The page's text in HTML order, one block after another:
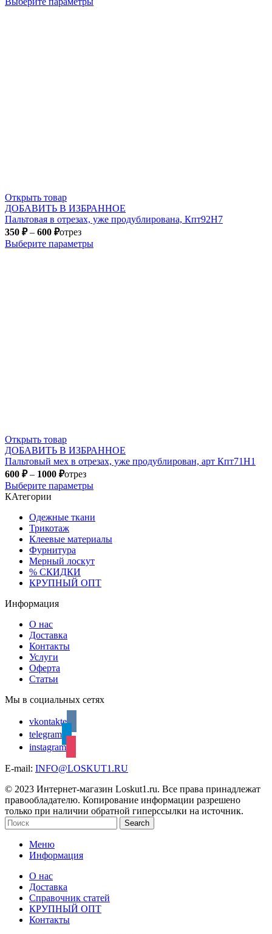
Открыть товар
ДОБАВИТЬ В ИЗБРАННОЕ
Пальтовая в отрезах, уже продублирована, Кпт92Н7
350 ₽– 600 ₽отрез
Выберите параметры
Открыть товар
ДОБАВИТЬ В ИЗБРАННОЕ
Пальтовый мех в отрезах, уже продублирован, арт Кпт71Н1
600 ₽– 1000 ₽отрез
Выберите параметры
КАтегории
Одежные ткани
Трикотаж
Клеевые материалы
Фурнитура
Мерный лоскут
% СКИДКИ
КРУПНЫЙ ОПТ
Информация
О нас
Доставка
Контакты
Услуги
Оферта
Статьи
Мы в социальных сетях
vkontakte
telegram
instagram
E-mail: INFO@LOSKUT1.RU
© 2023 Интернет-магазин Loskut1.ru. Все права принадлежат
правообладателю. Копирование информации разрешено
только при наличии обратной гиперссылки на источник.
Search
Меню
Информация
О нас
Доставка
Справочник статей
КРУПНЫЙ ОПТ
Контакты